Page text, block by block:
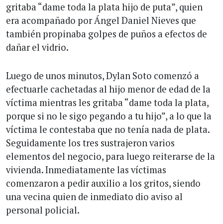
gritaba “dame toda la plata hijo de puta”, quien
era acompañado por Ángel Daniel Nieves que
también propinaba golpes de puños a efectos de
dañar el vidrio.
Luego de unos minutos, Dylan Soto comenzó a
efectuarle cachetadas al hijo menor de edad de la
víctima mientras les gritaba “dame toda la plata,
porque si no le sigo pegando a tu hijo”, a lo que la
víctima le contestaba que no tenía nada de plata.
Seguidamente los tres sustrajeron varios
elementos del negocio, para luego reiterarse de la
vivienda. Inmediatamente las víctimas
comenzaron a pedir auxilio a los gritos, siendo
una vecina quien de inmediato dio aviso al
personal policial.